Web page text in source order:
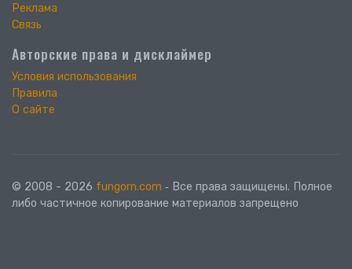
Реклама
Связь
Авторские права и дисклаймер
Условия использования
Правила
О сайте
© 2008 - 2026 fungorn.com ‐ Все права защищены. Полное
либо частичное копирование материалов запрещено